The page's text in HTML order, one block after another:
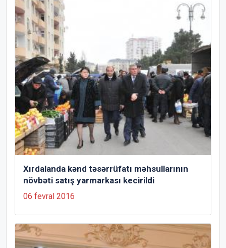
Xırdalanda kənd təsərrüfatı məhsullarının
növbəti satış yarmarkası kecirildi
06 fevral 2016